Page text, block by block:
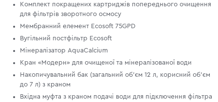
Комплект покращених картриджів попереднього очищення
для фільтрів зворотного осмосу
Мембранний елемент Ecosoft 75GPD
Вугільний постфільтр Ecosoft
Мінералізатор AquaCalcium
Кран «Модерн» для очищеної та мінералізованої води
Накопичувальний бак (загальний об'єм 12 л, корисний об'єм
до 7 л) з краном
Вхідна муфта з краном подачі води для підключення фільтра